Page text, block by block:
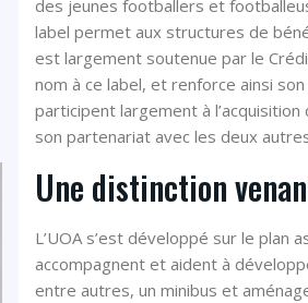
des jeunes footballers et
label permet aux structures de
est largement soutenue par le
nom à ce label, et renforce ainsi
participent largement à
son partenariat avec les deux
Une distinction
L’UOA s’est développé sur le plan
accompagnent et aident à
entre autres, un minibus et